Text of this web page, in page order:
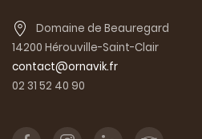
Domaine de Beauregard
14200 Hérouville-Saint-Clair
contact@ornavik.fr
02 31 52 40 90